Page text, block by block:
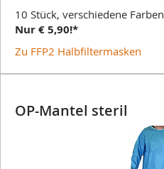
10 Stück, verschiedene Farben
Nur € 5,90!*
Zu FFP2 Halbfiltermasken
OP-Mantel steril